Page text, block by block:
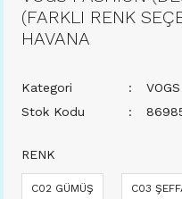
(FARKLI RENK
HAVANA
Kategori
Stok Kodu
RENK
C02 GÜMÜŞ C03